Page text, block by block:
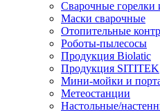
Сварочные горелки
Маски сварочные
Отопительные
Роботы-пылесосы
Продукция Biolatic
Продукция SITITEK
Мини-мойки и
Метеостанции
Настольные/